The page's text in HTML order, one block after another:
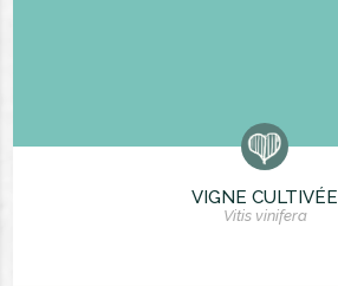
VIGNE CULTIVÉE
Vitis vinifera